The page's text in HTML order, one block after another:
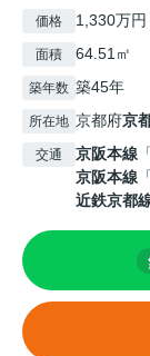
価格 1,330万
面積 64.51㎡
築年数 築45年
所在地 京都府京
交通 京阪本線 「
京阪本線 「
近鉄京都